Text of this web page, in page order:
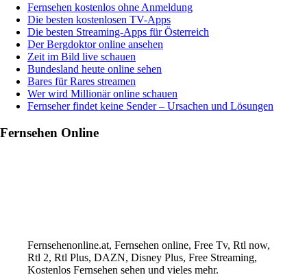
Fernsehen kostenlos ohne Anmeldung
Die besten kostenlosen TV-Apps
Die besten Streaming-Apps für Österreich
Der Bergdoktor online ansehen
Zeit im Bild live schauen
Bundesland heute online sehen
Bares für Rares streamen
Wer wird Millionär online schauen
Fernseher findet keine Sender – Ursachen und Lösungen
Fernsehen Online
Fernsehenonline.at, Fernsehen online, Free Tv, Rtl now,
Rtl 2, Rtl Plus, DAZN, Disney Plus, Free Streaming,
Kostenlos Fernsehen sehen und vieles mehr.